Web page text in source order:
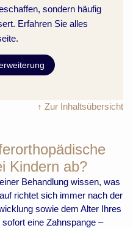
sondern häufig
Erfahren Sie alles
↑ Zur Inhaltsübersicht
Kindern ab?
Behandlung wissen, was
richtet sich immer nach der
sowie dem Alter Ihres
eine Zahnspange –